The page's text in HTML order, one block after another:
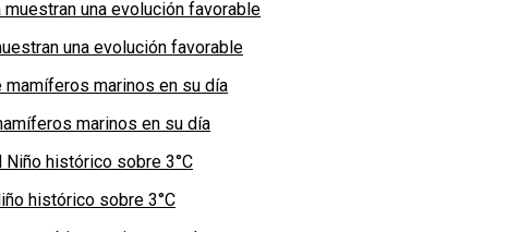
una evolución favorable
marinos en su día
histórico sobre 3°C